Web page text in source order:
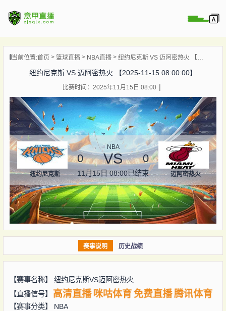
播
像
闻
当前位置:首页 篮球直播 NBA直播 纽约尼克斯 VS 迈阿密热火 【2025-11-15 08:00:00】
纽约尼克斯 VS 迈阿密热火 【2025-11-15 08:00:00】
比赛时间：2025年11月15日 08:00
纽约尼克斯
NBA
0 VS 0
11月15日 08:00已结束 迈阿密热火
赛事说明 历史战绩
【赛事名称】 纽约尼克斯VS迈阿密热火
【直播信号】
高清直播 咪咕体育 免费直播 腾讯体育
【赛事分类】 NBA